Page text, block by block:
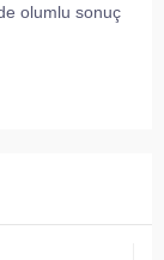
olumlu sonuç